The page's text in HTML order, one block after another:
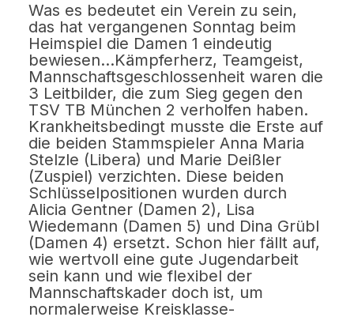
Was es bedeutet ein Verein zu sein,
das hat vergangenen Sonntag beim
Heimspiel die Damen 1 eindeutig
bewiesen…Kämpferherz, Teamgeist,
Mannschaftsgeschlossenheit waren die
3 Leitbilder, die zum Sieg gegen den
TSV TB München 2 verholfen haben.
Krankheitsbedingt musste die Erste auf
die beiden Stammspieler Anna Maria
Stelzle (Libera) und Marie Deißler
(Zuspiel) verzichten. Diese beiden
Schlüsselpositionen wurden durch
Alicia Gentner (Damen 2), Lisa
Wiedemann (Damen 5) und Dina Grübl
(Damen 4) ersetzt. Schon hier fällt auf,
wie wertvoll eine gute Jugendarbeit
sein kann und wie flexibel der
Mannschaftskader doch ist, um
normalerweise Kreisklasse-